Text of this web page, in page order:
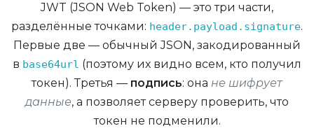
JWT (JSON Web Token) — это три части,
разделённые точками: header.payload.signature.
Первые две — обычный JSON, закодированный
в base64url (поэтому их видно всем, кто получил
токен). Третья — подпись: она не шифрует
данные, а позволяет серверу проверить, что
токен не подменили.